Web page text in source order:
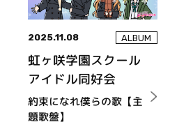
2025.11.08 ALBUM
虹ヶ咲学園スクール
アイドル同好会
約束になれ僕らの歌【主
題歌盤】